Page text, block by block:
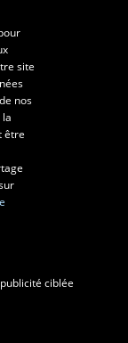
de développement
site
nos
être
ciblée